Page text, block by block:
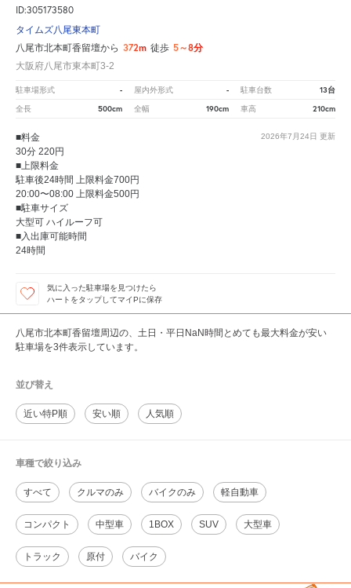
ID:305173580
タイムズ八尾東本町
八尾市北本町香留壇から 372m 徒歩 5～8分
大阪府八尾市東本町3-2
駐車場形式 - 屋内外形式 - 駐車台数 13台
全長 500cm 全幅 190cm 車高 210cm
2026年7月24日 更新
■料金
30分 220円
■上限料金
駐車後24時間 上限料金700円
20:00〜08:00 上限料金500円
■駐車サイズ
大型可 ハイルーフ可
■入出庫可能時間
24時間
気に入った駐車場を見つけたら
ハートをタップしてマイPに保存
八尾市北本町香留壇周辺の、土日・平日NaN時間とめても最大料金が安い
駐車場を3件表示しています。
並び替え
近い特P順 安い順 人気順
車種で絞り込み
すべて クルマのみ バイクのみ 軽自動車
コンパクト 中型車 1BOX SUV 大型車
トラック 原付 バイク